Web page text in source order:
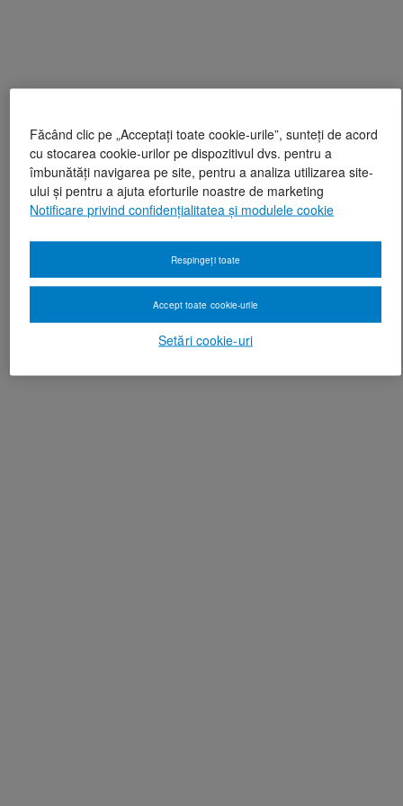
Făcând clic pe „Acceptați toate cookie-urile”, sunteți de acord
cu stocarea cookie-urilor pe dispozitivul dvs. pentru a
îmbunătăți navigarea pe site, pentru a analiza utilizarea site-
ului și pentru a ajuta eforturile noastre de marketing
Notificare privind confidențialitatea și modulele cookie
Setări cookie-uri
Respingeți toate
Accept toate cookie-urile